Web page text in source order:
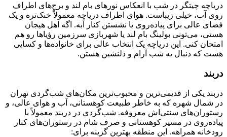
دریاچه چیتگر در شب با انعکاس نورهای بام لند و برج‌های اطراف
روی آب، خیلی زیباست. هوای اطراف دریاچه معمولاً خنک‌تره و یک
فضای عالی برای پیاده‌روی یا نشستن کنار آبه. اگه اهل هیجان
هستی، می‌تونی بولینگ بام لند یا شهربازی سرزمین رؤیاها رو هم
امتحان کنی. این دریاچه یک انتخاب عالی برای خانواده‌ها و کسایی
هست که دنبال یه شب آرام و دلنشین هستن.
دربند
دربند یکی از قدیمی‌ترین و محبوب‌ترین مکان‌های شب‌گردی تهران
در شمال شهره که به خاطر طبیعت کوهستانی، آب و هوای عالی، و
رستوران‌های سنتی‌اش معروفه. شب‌گردی در دربند معمولاً با
پیاده‌روی در مسیر کوهستانی و صرف شام در رستوران‌های کنار
رودخانه همراهه. این منطقه بهترین گزینه برای: